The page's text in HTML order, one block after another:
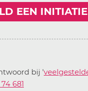
EEN
bij '
681